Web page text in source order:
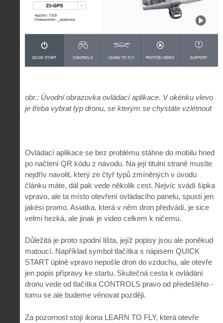
obr.: Úvodní obrazovka ovládací aplikace. V okénku vlevo
je třeba vybrat typ dronu, se kterým se chystáte vzlétnout
Ovládací aplikace se bez problému stáhne do mobilu hned
po načtení QR kódu z návodu. Na její titulní straně musíte
nejdřív navolit, který ze čtyř typů zmíněných v úvodu
článku máte, dál pak vede několik cest. Nejvíc svádí šipka
vpravo, ale ta místo otevření ovládacího panelu, spustí jen
jakési promo. Asiatka, která v něm dron předvádí, je sice
velmi hezká, ale jinak je video celkem k ničemu.
Důležitá je proto spodní lišta, jejíž popisy jsou ale poněkud
matoucí. Například symbol tlačítka s nápisem QUICK
START úplně vpravo nepošle dron do vzduchu, ale otevře
jen popis přípravy ke startu. Skutečná cesta k ovládání
dronu vede od tlačítka CONTROLS pravo od předešlého -
tomu se ale budeme věnovat později.
Za pozornost stojí ikona LEARN TO FLY, která otevře